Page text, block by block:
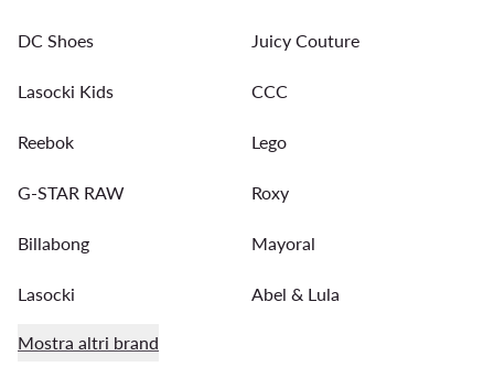
DC Shoes Juicy Couture
Lasocki Kids CCC
Reebok Lego
G-STAR RAW Roxy
Billabong Mayoral
Lasocki Abel & Lula
Mostra altri brand